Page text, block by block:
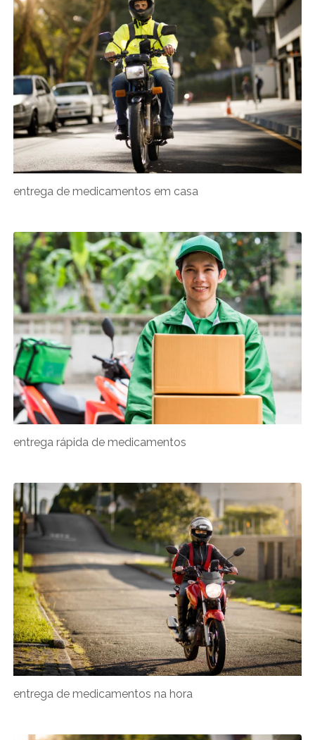
entrega de medicamentos em casa
entrega rápida de medicamentos
entrega de medicamentos na hora